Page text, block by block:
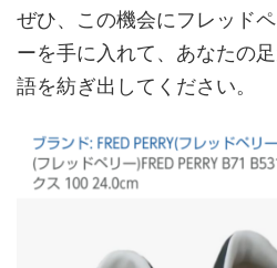
ぜひ、この機会にフレッド
ーを手に入れて、あなたの
語を紡ぎ出してください。